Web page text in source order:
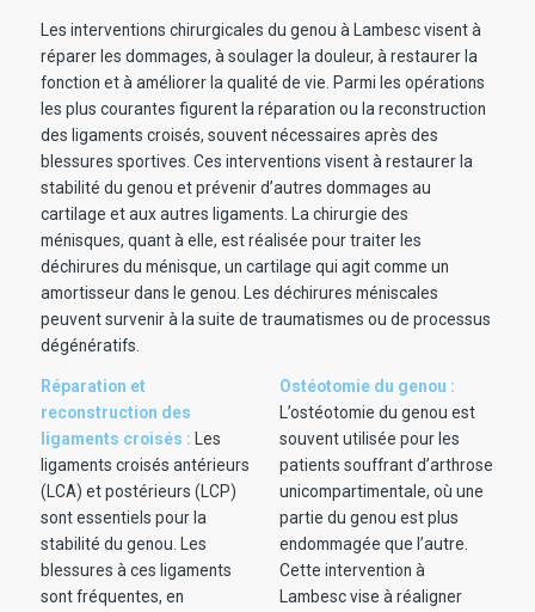
Les interventions chirurgicales du genou à Lambesc visent à
réparer les dommages, à soulager la douleur, à restaurer la
fonction et à améliorer la qualité de vie. Parmi les opérations
les plus courantes figurent la réparation ou la reconstruction
des ligaments croisés, souvent nécessaires après des
blessures sportives. Ces interventions visent à restaurer la
stabilité du genou et prévenir d’autres dommages au
cartilage et aux autres ligaments. La chirurgie des
ménisques, quant à elle, est réalisée pour traiter les
déchirures du ménisque, un cartilage qui agit comme un
amortisseur dans le genou. Les déchirures méniscales
peuvent survenir à la suite de traumatismes ou de processus
dégénératifs.
Réparation et
reconstruction des
ligaments croisés :
Les
ligaments croisés antérieurs
(LCA) et postérieurs (LCP)
sont essentiels pour la
stabilité du genou. Les
blessures à ces ligaments
sont fréquentes, en
Ostéotomie du genou :
L’ostéotomie du genou est
souvent utilisée pour les
patients souffrant d’arthrose
unicompartimentale, où une
partie du genou est plus
endommagée que l’autre.
Cette intervention à
Lambesc vise à réaligner